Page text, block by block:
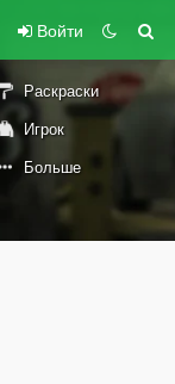
Войти
Раскраски
Игрок
Больше